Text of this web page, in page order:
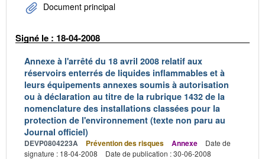
Document principal
Signé le : 18-04-2008
Annexe à l'arrêté du 18 avril 2008 relatif aux
réservoirs enterrés de liquides inflammables et à
leurs équipements annexes soumis à autorisation
ou à déclaration au titre de la rubrique 1432 de la
nomenclature des installations classées pour la
protection de l'environnement (texte non paru au
Journal officiel)
DEVP0804223A Prévention des risques Annexe
Date de
signature : 18-04-2008
Date de publication : 30-06-2008